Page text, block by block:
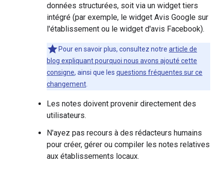
données structurées, soit via un widget tiers
intégré (par exemple, le widget Avis Google sur
l'établissement ou le widget d'avis Facebook).
Pour en savoir plus, consultez notre article de
blog expliquant pourquoi nous avons ajouté cette
consigne, ainsi que les questions fréquentes sur ce
changement
Les notes doivent provenir directement des
utilisateurs.
N'ayez pas recours à des rédacteurs humains
pour créer, gérer ou compiler les notes relatives
aux établissements locaux.